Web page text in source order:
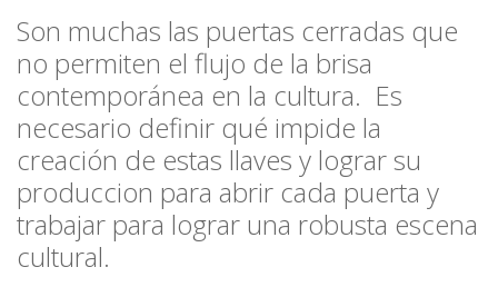
Son muchas las puertas cerradas que
no permiten el flujo de la brisa
contemporánea en la cultura. Es
necesario definir qué impide la
creación de estas llaves y lograr su
produccion para abrir cada puerta y
trabajar para lograr una robusta escena
cultural.